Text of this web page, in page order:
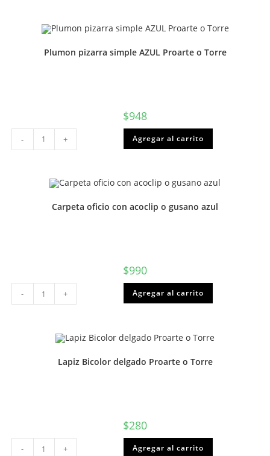
grip
Torre
Proarte
cantidad
Plumon pizarra simple AZUL Proarte o Torre
$948
Plumon
pizarra
simple
Torre
cantidad
- + Agregar al carrito
Carpeta oficio con acoclip o gusano azul
$990
Carpeta
oficio
con
azul
cantidad
- + Agregar al carrito
Lapiz Bicolor delgado Proarte o Torre
$280
Lapiz
Bicolor
- + Agregar al carrito